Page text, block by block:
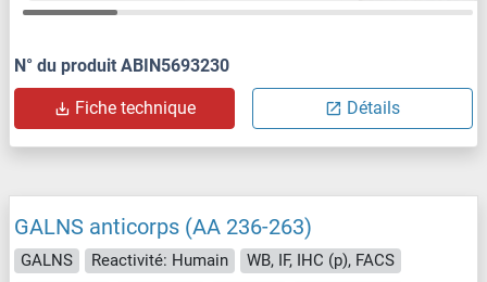
N° du produit ABIN5693230
Fiche technique Détails
GALNS anticorps (AA 236-263)
GALNS Reactivité: Humain
WB, IF, IHC (p), FACS